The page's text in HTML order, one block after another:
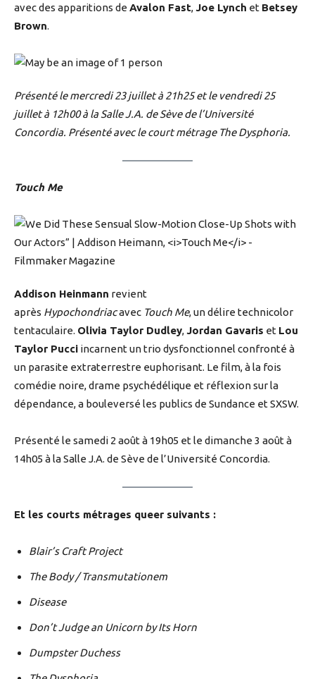
avec des apparitions de Avalon Fast, Joe Lynch et Betsey
Brown.
Présenté le mercredi 23 juillet à 21h25 et le vendredi 25
juillet à 12h00 à la Salle J.A. de Sève de l’Université
Concordia. Présenté avec le court métrage The Dysphoria.
Touch Me
Addison Heinmann revient
après Hypochondriacavec Touch Me, un délire technicolor
tentaculaire. Olivia Taylor Dudley, Jordan Gavaris et Lou
Taylor Pucci incarnent un trio dysfonctionnel confronté à
un parasite extraterrestre euphorisant. Le film, à la fois
comédie noire, drame psychédélique et réflexion sur la
dépendance, a bouleversé les publics de Sundance et SXSW.
Présenté le samedi 2 août à 19h05 et le dimanche 3 août à
14h05 à la Salle J.A. de Sève de l’Université Concordia.
Et les courts métrages queer suivants :
Blair’s Craft Project
The Body / Transmutationem
Disease
Don’t Judge an Unicorn by Its Horn
Dumpster Duchess